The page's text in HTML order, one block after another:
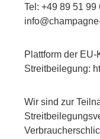
Tel: +49 89 51 99
Plattform der
Streitbeilegung:
Wir sind zur